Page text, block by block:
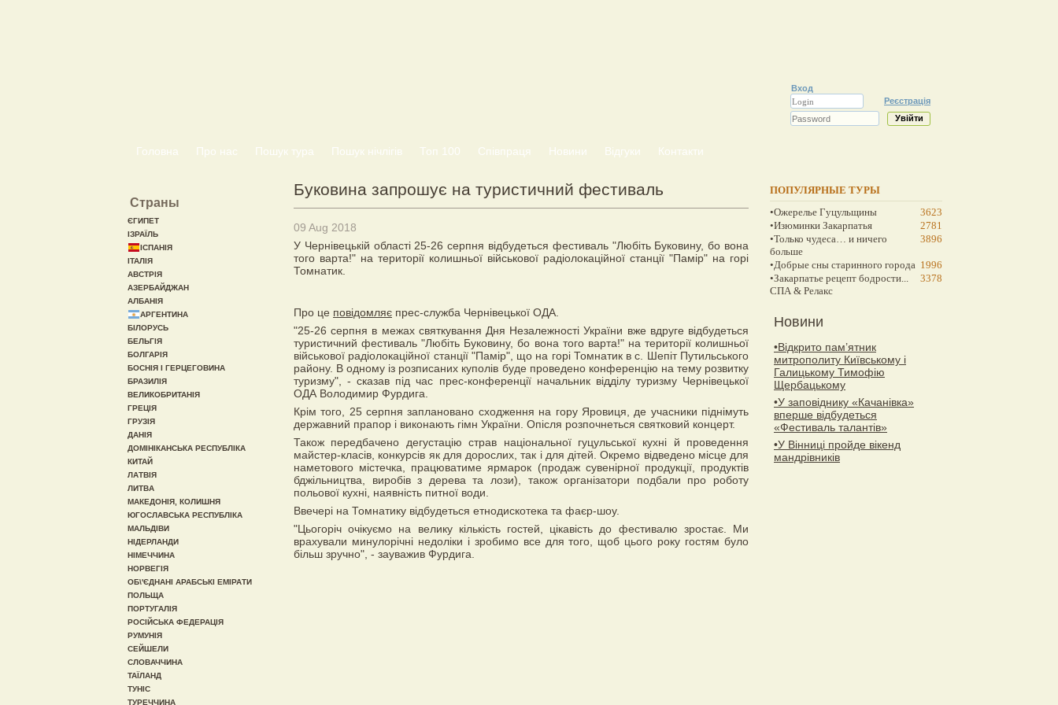
Вход
Реєстрація
Головна Про нас Пошук тура Пошук нічлігів Топ 100 Співпраця Новини Відгуки Контакти
Буковина запрошує на туристичний фестиваль
09 Aug 2018
У Чернівецькій області 25-26 серпня відбудеться фестиваль "Любіть Буковину, бо вона
того варта!" на території колишньої військової радіолокаційної станції "Памір" на горі
Томнатик.
Про це повідомляє прес-служба Чернівецької ОДА.
"25-26 серпня в межах святкування Дня Незалежності України вже вдруге відбудеться
туристичний фестиваль "Любіть Буковину, бо вона того варта!" на території колишньої
військової радіолокаційної станції "Памір", що на горі Томнатик в с. Шепіт Путильського
району. В одному із розписаних куполів буде проведено конференцію на тему розвитку
туризму", - сказав під час прес-конференції начальник відділу туризму Чернівецької
ОДА Володимир Фурдига.
Крім того, 25 серпня заплановано сходження на гору Яровиця, де учасники піднімуть
державний прапор і виконають гімн України. Опісля розпочнеться святковий концерт.
Також передбачено дегустацію страв національної гуцульської кухні й проведення
майстер-класів, конкурсів як для дорослих, так і для дітей. Окремо відведено місце для
наметового містечка, працюватиме ярмарок (продаж сувенірної продукції, продуктів
бджільництва, виробів з дерева та лози), також організатори подбали про роботу
польової кухні, наявність питної води.
Ввечері на Томнатику відбудеться етнодискотека та фаєр-шоу.
"Цьогоріч очікуємо на велику кількість гостей, цікавість до фестивалю зростає. Ми
врахували минулорічні недоліки і зробимо все для того, щоб цього року гостям було
більш зручно", - зауважив Фурдига.
Страны
ЄГИПЕТ
ІЗРАЇЛЬ
ІСПАНІЯ
ІТАЛІЯ
АВСТРІЯ
АЗЕРБАЙДЖАН
АЛБАНІЯ
АРГЕНТИНА
БІЛОРУСЬ
БЕЛЬГІЯ
БОЛГАРІЯ
БОСНІЯ І ГЕРЦЕГОВИНА
БРАЗИЛІЯ
ВЕЛИКОБРИТАНІЯ
ГРЕЦІЯ
ГРУЗІЯ
ДАНІЯ
ДОМІНІКАНСЬКА РЕСПУБЛІКА
КИТАЙ
ЛАТВІЯ
ЛИТВА
МАКЕДОНІЯ, КОЛИШНЯ
ЮГОСЛАВСЬКА РЕСПУБЛІКА
МАЛЬДІВИ
НІДЕРЛАНДИ
НІМЕЧЧИНА
НОРВЕГІЯ
ОБ\'ЄДНАНІ АРАБСЬКІ ЕМІРАТИ
ПОЛЬЩА
ПОРТУГАЛІЯ
РОСІЙСЬКА ФЕДЕРАЦІЯ
РУМУНІЯ
СЕЙШЕЛИ
СЛОВАЧЧИНА
ТАЇЛАНД
ТУНІС
ТУРЕЧЧИНА
ПОПУЛЯРНЫЕ ТУРЫ
•Ожерелье Гуцульщины
3623
•Изюминки Закарпатья
2781
•Только чудеса… и ничего
больше
3896
•Добрые сны старинного города 1996
•Закарпатье рецепт бодрости...
СПА & Релакс
3378
Новини
•Відкрито пам’ятник
митрополиту Київському і
Галицькому Тимофію
Щербацькому
•У заповіднику «Качанівка»
вперше відбудеться
«Фестиваль талантів»
•У Вінниці пройде вікенд
мандрівників